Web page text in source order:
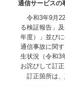
通信サービスの
令和3年9月
る検証報告」
年度）」並び
通信事故に関
生状況（令和3
お詫びして訂正
訂正箇所は、